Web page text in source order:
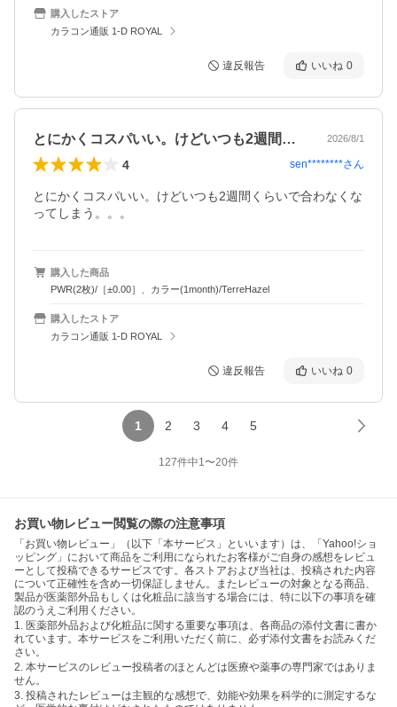
購入したストア
カラコン通販 1-D ROYAL
違反報告 いいね 0
とにかくコスパいい。けどいつも2週間く… 2026/8/1
4 sen********さん
とにかくコスパいい。けどいつも2週間くらいで合わなくな
ってしまう。。。
購入した商品
PWR(2枚)/［±0.00］、カラー(1month)/TerreHazel
購入したストア
カラコン通販 1-D ROYAL
違反報告 いいね 0
1 2 3 4 5
127件中1〜20件
お買い物レビュー閲覧の際の注意事項
「お買い物レビュー」（以下「本サービス」といいます）は、「Yahoo!ショ
ッピング」において商品をご利用になられたお客様がご自身の感想をレビュ
ーとして投稿できるサービスです。各ストアおよび当社は、投稿された内容
について正確性を含め一切保証しません。またレビューの対象となる商品、
製品が医薬部外品もしくは化粧品に該当する場合には、特に以下の事項を確
認のうえご利用ください。
1. 医薬部外品および化粧品に関する重要な事項は、各商品の添付文書に書か
れています。本サービスをご利用いただく前に、必ず添付文書をお読みくだ
さい。
2. 本サービスのレビュー投稿者のほとんどは医療や薬事の専門家ではありま
せん。
3. 投稿されたレビューは主観的な感想で、効能や効果を科学的に測定するな